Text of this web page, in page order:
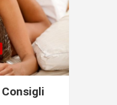
Consigli